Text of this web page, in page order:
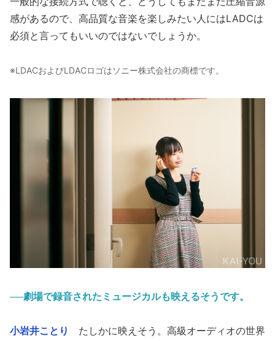
感があるので、高品質な音楽を楽しみたい人にはLADCは
必須と言ってもいいのではないでしょうか。
※LDACおよびLDACロゴはソニー株式会社の商標です。
──劇場で録音されたミュージカルも映えるそうです。
小岩井ことり
たしかに映えそう。高級オーディオの世界